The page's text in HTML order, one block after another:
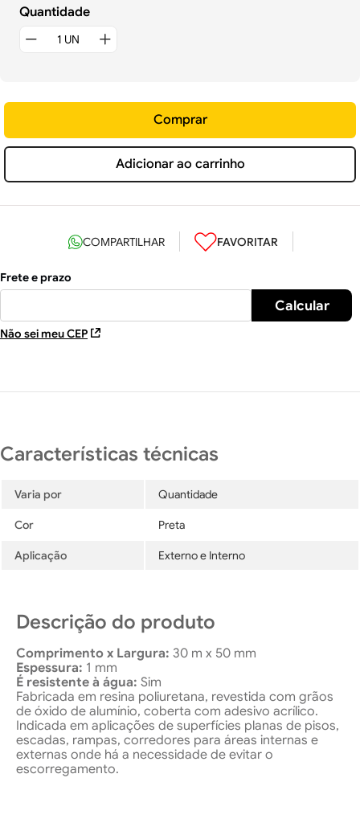
Quantidade
Adicionar ao carrinho
Comprar
Não sei meu CEP
Varia por Quantidade
Cor Preta
Aplicação Externo e Interno
Descrição do produto
Comprimento x Largura: 30 m x 50 mm
Espessura: 1 mm
É resistente à água: Sim
Fabricada em resina poliuretana, revestida com grãos
de óxido de alumínio, coberta com adesivo acrílico.
Indicada em aplicações de superfícies planas de pisos,
escadas, rampas, corredores para áreas internas e
externas onde há a necessidade de evitar o
escorregamento.